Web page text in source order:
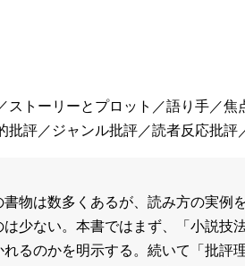
トーリーとプロット／語り手／焦
評／ジャンル批評／読者反応批評
物は数多くあるが、読み方の実例
は少ない。本書ではまず、「小説技
るのかを明示する。続いて「批評